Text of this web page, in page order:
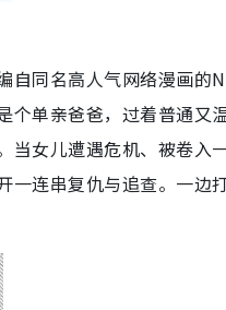
自同名高人气网络漫画的
单亲爸爸，过着普通又
当女儿遭遇危机、被卷入
连串复仇与追查。一边